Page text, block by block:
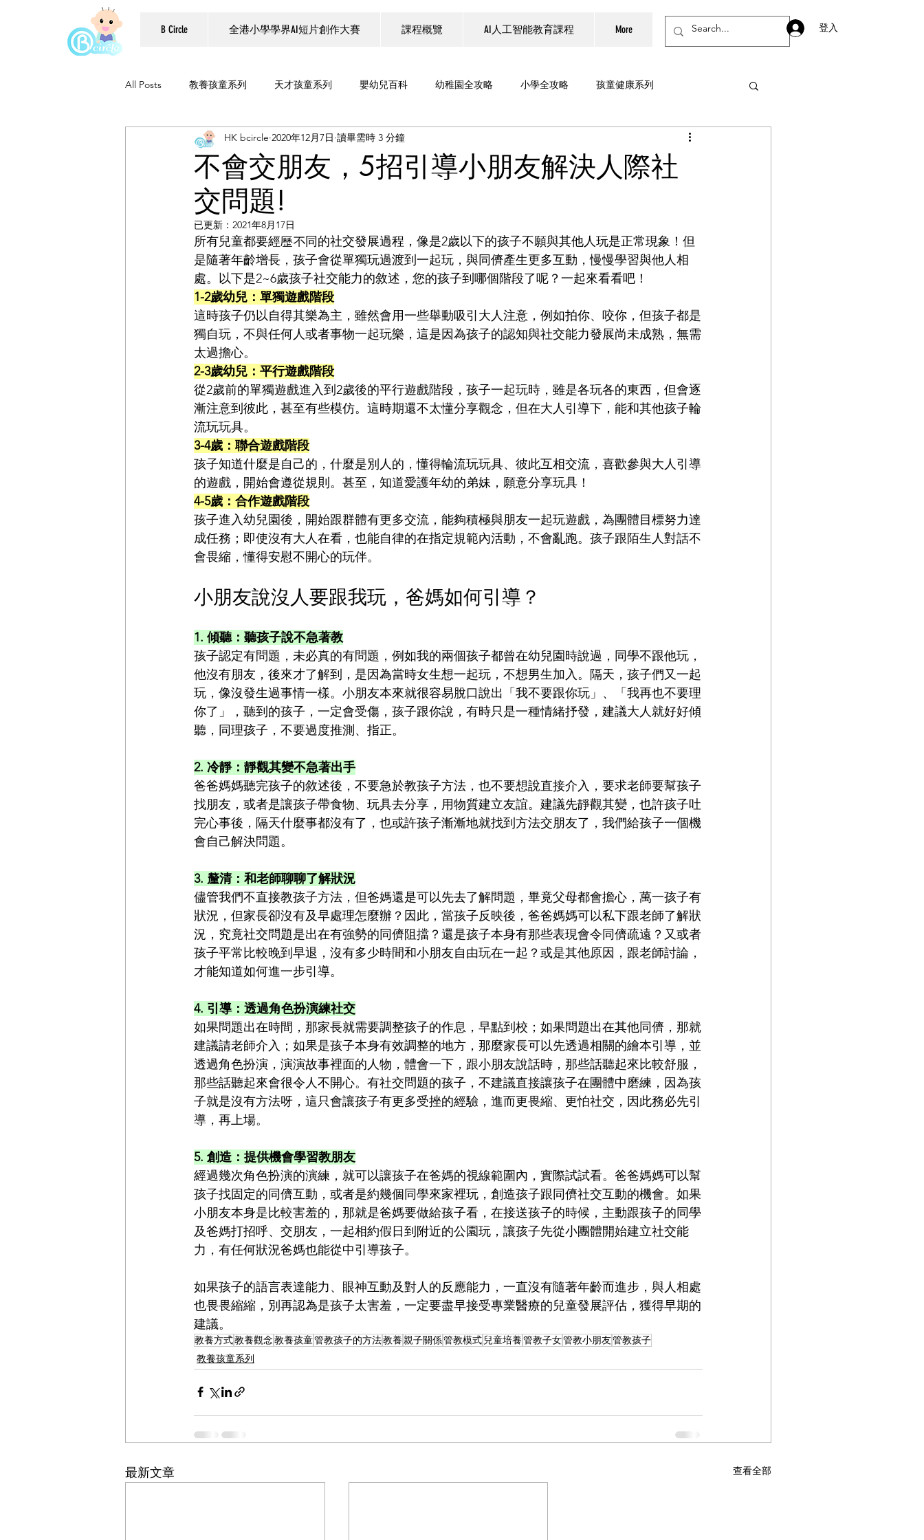
登入
B Circle 全港小學學界AI短片創作大賽 課程概覽 AI人工智能教育課程 More
All Posts 教養孩童系列 天才孩童系列 嬰幼兒百科 幼稚園全攻略 小學全攻略 孩童健康系列
親子活動系列 STEAM 新科技 教育科技
B Circle好書推介 校園專題
可持續發展教育 品格教育 LEGO SERIOUS PLAY® 人工智能（AI）教育
不會交朋友，5招引導小朋友解決人際社
交問題!
HK bcircle 2020年12月7日 讀畢需時 3 分鐘
已更新： 2021年8月17日
所有兒童都要經歷不同的社交發展過程，像是2歲以下的孩子不願與其他人玩是正常現象！但
是隨著年齡增長，孩子會從單獨玩過渡到一起玩，與同儕產生更多互動，慢慢學習與他人相
處。以下是2~6歲孩子社交能力的敘述，您的孩子到哪個階段了呢？一起來看看吧！
1-2歲幼兒：單獨遊戲階段
這時孩子仍以自得其樂為主，雖然會用一些舉動吸引大人注意，例如拍你、咬你，但孩子都是
獨自玩，不與任何人或者事物一起玩樂，這是因為孩子的認知與社交能力發展尚未成熟，無需
太過擔心。
2-3歲幼兒：平行遊戲階段
從2歲前的單獨遊戲進入到2歲後的平行遊戲階段，孩子一起玩時，雖是各玩各的東西，但會逐
漸注意到彼此，甚至有些模仿。這時期還不太懂分享觀念，但在大人引導下，能和其他孩子輪
流玩玩具。
3-4歲：聯合遊戲階段
孩子知道什麼是自己的，什麼是別人的，懂得輪流玩玩具、彼此互相交流，喜歡參與大人引導
的遊戲，開始會遵從規則。甚至，知道愛護年幼的弟妹，願意分享玩具！
4-5歲：合作遊戲階段
孩子進入幼兒園後，開始跟群體有更多交流，能夠積極與朋友一起玩遊戲，為團體目標努力達
成任務；即使沒有大人在看，也能自律的在指定規範內活動，不會亂跑。孩子跟陌生人對話不
會畏縮，懂得安慰不開心的玩伴。
小朋友說沒人要跟我玩，爸媽如何引導？
1. 傾聽：聽孩子說不急著教
孩子認定有問題，未必真的有問題，例如我的兩個孩子都曾在幼兒園時說過，同學不跟他玩，
他沒有朋友，後來才了解到，是因為當時女生想一起玩，不想男生加入。隔天，孩子們又一起
玩，像沒發生過事情一樣。小朋友本來就很容易脫口說出「我不要跟你玩」、「我再也不要理
你了」，聽到的孩子，一定會受傷，孩子跟你說，有時只是一種情緒抒發，建議大人就好好傾
聽，同理孩子，不要過度推測、指正。
2. 冷靜：靜觀其變不急著出手
爸爸媽媽聽完孩子的敘述後，不要急於教孩子方法，也不要想說直接介入，要求老師要幫孩子
找朋友，或者是讓孩子帶食物、玩具去分享，用物質建立友誼。建議先靜觀其變，也許孩子吐
完心事後，隔天什麼事都沒有了，也或許孩子漸漸地就找到方法交朋友了，我們給孩子一個機
會自己解決問題。
3. 釐清：和老師聊聊了解狀況
儘管我們不直接教孩子方法，但爸媽還是可以先去了解問題，畢竟父母都會擔心，萬一孩子有
狀況，但家長卻沒有及早處理怎麼辦？因此，當孩子反映後，爸爸媽媽可以私下跟老師了解狀
況，究竟社交問題是出在有強勢的同儕阻擋？還是孩子本身有那些表現會令同儕疏遠？又或者
孩子平常比較晚到早退，沒有多少時間和小朋友自由玩在一起？或是其他原因，跟老師討論，
才能知道如何進一步引導。
4. 引導：透過角色扮演練社交
如果問題出在時間，那家長就需要調整孩子的作息，早點到校；如果問題出在其他同儕，那就
建議請老師介入；如果是孩子本身有效調整的地方，那麼家長可以先透過相關的繪本引導，並
透過角色扮演，演演故事裡面的人物，體會一下，跟小朋友說話時，那些話聽起來比較舒服，
那些話聽起來會很令人不開心。有社交問題的孩子，不建議直接讓孩子在團體中磨練，因為孩
子就是沒有方法呀，這只會讓孩子有更多受挫的經驗，進而更畏縮、更怕社交，因此務必先引
導，再上場。
5. 創造：提供機會學習教朋友
經過幾次角色扮演的演練，就可以讓孩子在爸媽的視線範圍內，實際試試看。爸爸媽媽可以幫
孩子找固定的同儕互動，或者是約幾個同學來家裡玩，創造孩子跟同儕社交互動的機會。如果
小朋友本身是比較害羞的，那就是爸媽要做給孩子看，在接送孩子的時候，主動跟孩子的同學
及爸媽打招呼、交朋友，一起相約假日到附近的公園玩，讓孩子先從小團體開始建立社交能
力，有任何狀況爸媽也能從中引導孩子。
如果孩子的語言表達能力、眼神互動及對人的反應能力，一直沒有隨著年齡而進步，與人相處
也畏畏縮縮，別再認為是孩子太害羞，一定要盡早接受專業醫療的兒童發展評估，獲得早期的
建議。
教養方式教養觀念教養孩童管教孩子的方法教養親子關係管教模式 兒童培養管教子女管教小朋友管教孩子
教養孩童系列
最新文章 查看全部